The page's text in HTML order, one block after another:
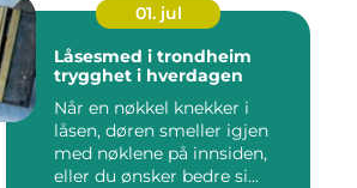
01. jul
Låsesmed i trondheim
trygghet i hverdagen
Når en nøkkel knekker i
låsen, døren smeller igjen
med nøklene på innsiden,
eller du ønsker bedre si...